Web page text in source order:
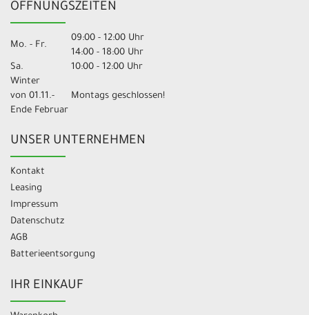
ÖFFNUNGSZEITEN
Mo. - Fr.
09:00 - 12:00 Uhr
14:00 - 18:00 Uhr
Sa.
10:00 - 12:00 Uhr
Winter
von 01.11.-
Ende Februar
Montags geschlossen!
UNSER UNTERNEHMEN
Kontakt
Leasing
Impressum
Datenschutz
AGB
Batterieentsorgung
IHR EINKAUF